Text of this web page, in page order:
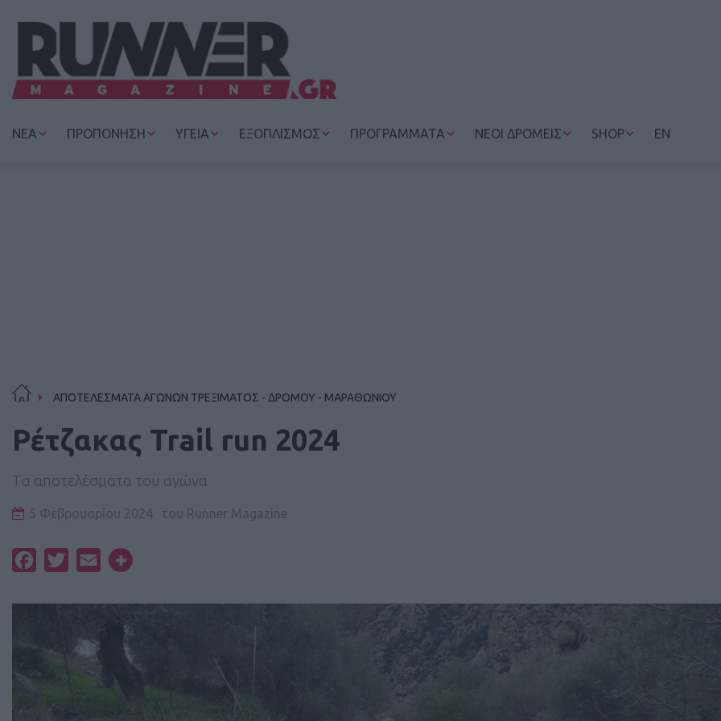
ΝΕΑ ΠΡΟΠΟΝΗΣΗ ΥΓΕΙΑ ΕΞΟΠΛΙΣΜΟΣ ΠΡΟΓΡΑΜΜΑΤΑ ΝΕΟΙ ΔΡΟΜΕΙΣ SHOP EN
ΑΠΟΤΕΛΕΣΜΑΤΑ ΑΓΩΝΩΝ ΤΡΕΞΙΜΑΤΟΣ - ΔΡΟΜΟΥ - ΜΑΡΑΘΩΝΙΟΥ
Ρέτζακας Trail run 2024
Tα αποτελέσματα του αγώνα
5 Φεβρουαρίου 2024 του Runner Magazine
FacebookTwitterEmail